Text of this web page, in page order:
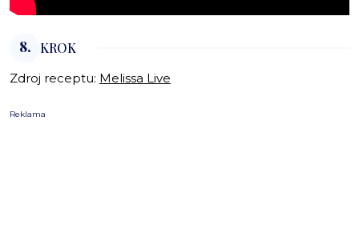
8. KROK
Zdroj receptu: Melissa Live
Reklama